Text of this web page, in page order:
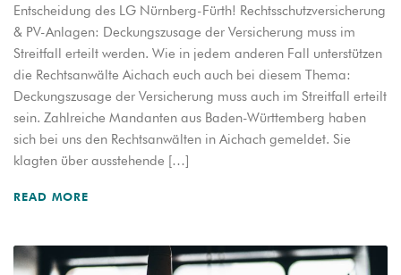
Entscheidung des LG Nürnberg-Fürth! Rechtsschutzversicherung
& PV-Anlagen: Deckungszusage der Versicherung muss im
Streitfall erteilt werden. Wie in jedem anderen Fall unterstützen
die Rechtsanwälte Aichach euch auch bei diesem Thema:
Deckungszusage der Versicherung muss auch im Streitfall erteilt
sein. Zahlreiche Mandanten aus Baden-Württemberg haben
sich bei uns den Rechtsanwälten in Aichach gemeldet. Sie
klagten über ausstehende […]
READ MORE